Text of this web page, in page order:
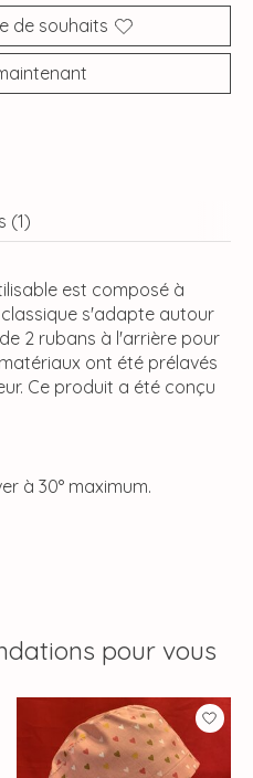
de souhaits
(1)
est composé à
s'adapte autour
2 rubans à l'arrière pour
ont été prélavés
Ce produit a été conçu
à 30° maximum.
pour vous